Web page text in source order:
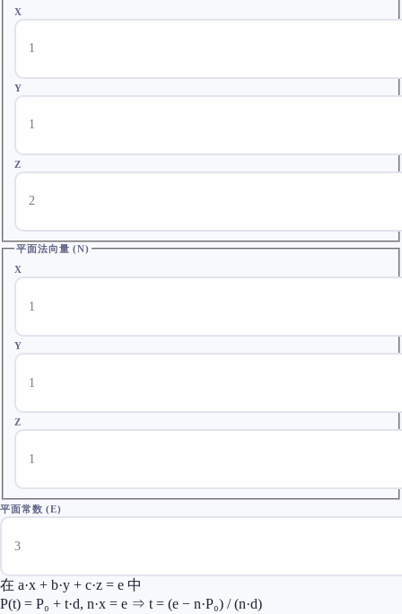
X
Y
Z
平面法向量 (N)
X
Y
Z
平面常数 (E)
在 a·x + b·y + c·z = e 中
P(t) = P₀ + t·d, n·x = e ⇒ t = (e − n·P₀) / (n·d)